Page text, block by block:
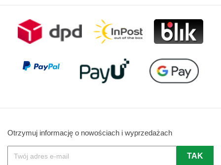
Otrzymuj informację o nowościach i wyprzedażach